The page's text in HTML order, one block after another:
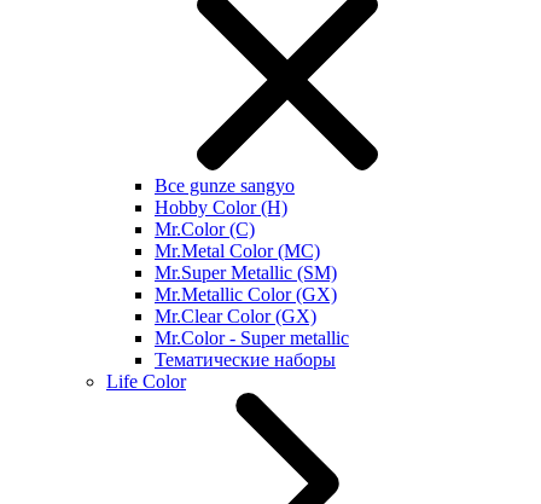
Все gunze sangyo
Hobby Color (H)
Mr.Color (C)
Mr.Metal Color (MC)
Mr.Super Metallic (SM)
Mr.Metallic Color (GX)
Mr.Clear Color (GX)
Mr.Color - Super metallic
Тематические наборы
Life Color